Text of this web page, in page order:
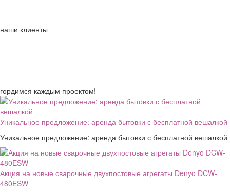
наши клиенты
гордимся каждым проектом!
Уникальное предложение: аренда бытовки с бесплатной вешалкой
Уникальное предложение: аренда бытовки с бесплатной вешалкой
Акция на новые сварочные двухпостовые агрегаты Denyo DCW-
480ESW